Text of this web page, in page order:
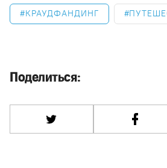
КРАУДФАНДИНГ
Поделиться: